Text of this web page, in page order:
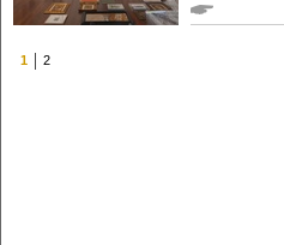
1 2